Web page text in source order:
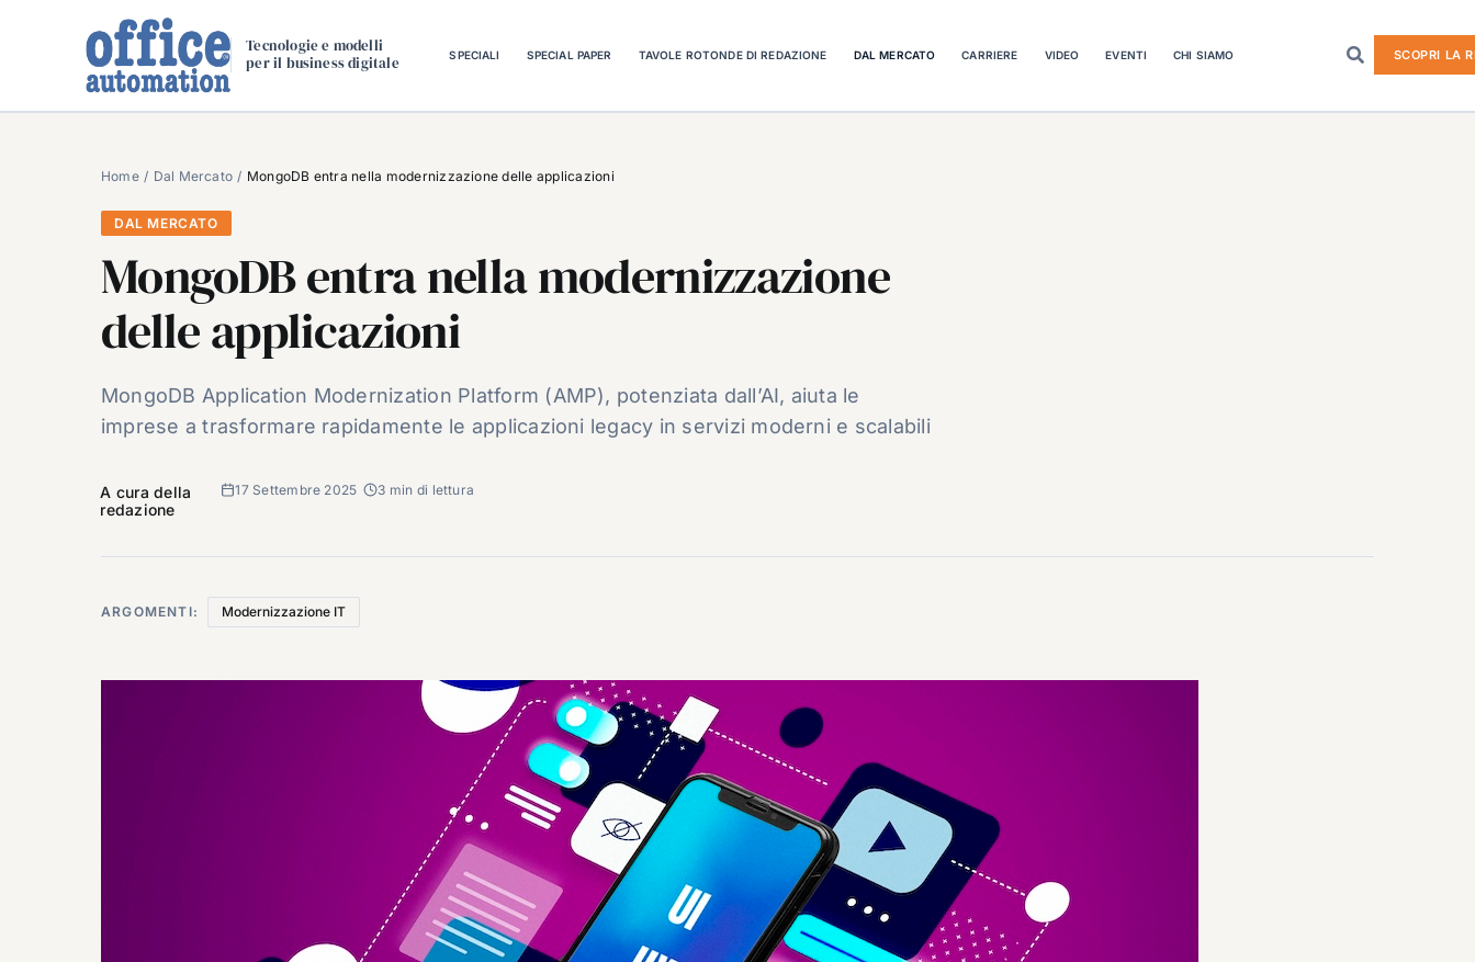
Tecnologie e modelli
per il business digitale
SPECIALI SPECIAL PAPER TAVOLE ROTONDE DI REDAZIONE DAL MERCATO CARRIERE VIDEO EVENTI CHI SIAMO SCOPRI LA
Home Dal Mercato MongoDB entra nella modernizzazione delle applicazioni
DAL MERCATO
MongoDB entra nella modernizzazione
delle applicazioni
MongoDB Application Modernization Platform (AMP), potenziata dall’AI, aiuta le
imprese a trasformare rapidamente le applicazioni legacy in servizi moderni e scalabili
A cura della
redazione
17 Settembre 2025 3 min di lettura
ARGOMENTI: Modernizzazione IT